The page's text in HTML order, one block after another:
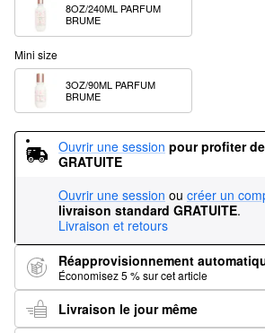
8OZ/240ML PARFUM
BRUME
Mini size
3OZ/90ML PARFUM
BRUME
Ouvrir une session pour profiter
GRATUITE
Ouvrir une session ou créer un
livraison standard GRATUITE.
Livraison et retours
Réapprovisionnement
Économisez 5 % sur cet article
Livraison le jour même